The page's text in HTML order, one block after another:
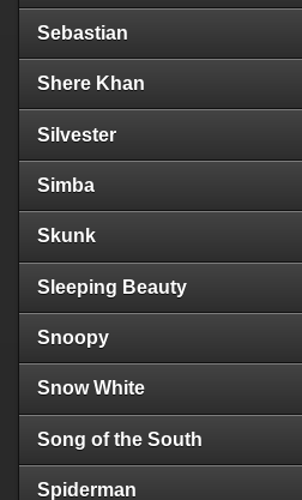
Sebastian
Shere Khan
Silvester
Simba
Skunk
Sleeping Beauty
Snoopy
Snow White
Song of the South
Spiderman